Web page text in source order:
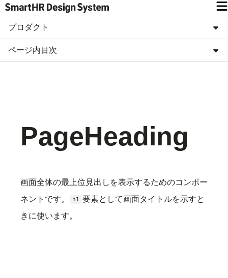
プロダクト
ページ内目次
PageHeading
画面全体の最上位見出しを表示するためのコンポー
ネントです。
h1 要素として画面タイトルを示すと
きに使います。